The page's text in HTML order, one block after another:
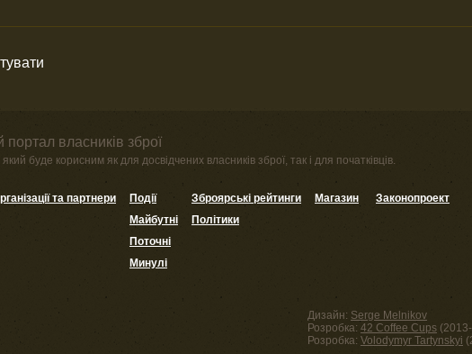
власників зброї
буде корисним як для досвідчених власників зброї, так і для початківців.
та партнери
Події
Майбутні
Поточні
Минулі
Зброярські рейтинги
Політики
Магазин Законопроект
Дизайн: Serge Melnikov
Розробка: 42 Coffee Cups
Розробка: Volodymyr Tartynskyi